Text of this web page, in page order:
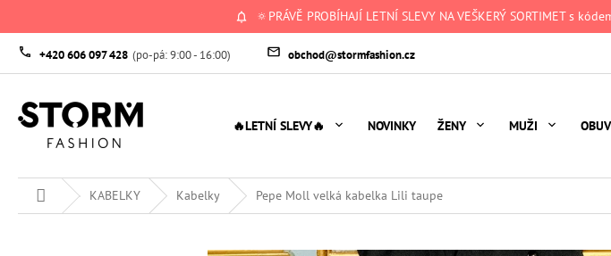
🔅PRÁVĚ PROBÍHAJÍ LETNÍ SLEVY NA VEŠKERÝ SORTIMET s
+420 606 097 428 obchod@stormfashion.cz
🔥LETNÍ SLEVY🔥 NOVINKY ŽENY MUŽI OBUV
Domů KABELKY Kabelky Pepe Moll velká kabelka Lili taupe